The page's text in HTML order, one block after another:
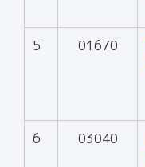
5 01670
6 03040